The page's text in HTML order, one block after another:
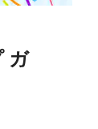
ガ